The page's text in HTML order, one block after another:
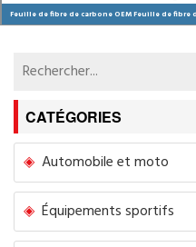
Feuille de fibre de carbone OEM Feuille de
CATÉGORIES
Automobile et moto
Équipements sportifs